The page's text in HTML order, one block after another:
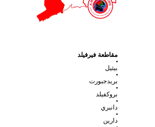
مقاطعة فيرفيلد
بيثيل
بريدجبورت
بروكفيلد
دانبري
دارين